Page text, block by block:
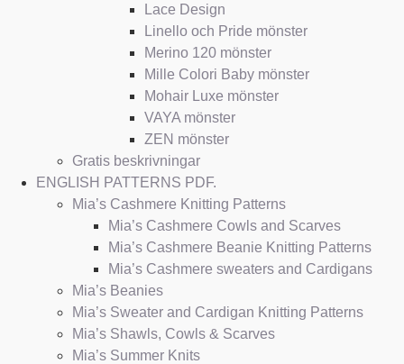
Lace Design
Linello och Pride mönster
Merino 120 mönster
Mille Colori Baby mönster
Mohair Luxe mönster
VAYA mönster
ZEN mönster
Gratis beskrivningar
ENGLISH PATTERNS PDF.
Mia’s Cashmere Knitting Patterns
Mia’s Cashmere Cowls and Scarves
Mia’s Cashmere Beanie Knitting Patterns
Mia’s Cashmere sweaters and Cardigans
Mia’s Beanies
Mia’s Sweater and Cardigan Knitting Patterns
Mia’s Shawls, Cowls & Scarves
Mia’s Summer Knits